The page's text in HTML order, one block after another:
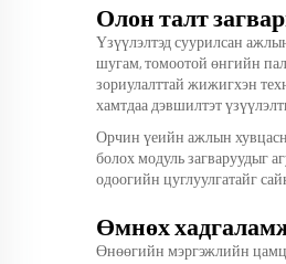
Олон талт
Үзүүлэлтэд суурилсан
шугам, томоотой өнгийн
зориулалттай жижигхэн
хамтдаа дэвшилтэт
Орчин үеийн ажлын
болох модуль загваруудыг
одоогийн цуглуулгатайг
Өмнөх
Өнөөгийн мэргэжлийн цамц